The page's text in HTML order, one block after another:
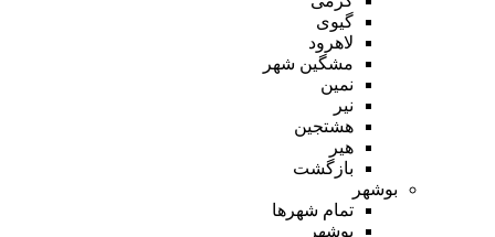
گیوی
لاهرود
مشگین شهر
نمین
نیر
هشتجین
هیر
بازگشت
بوشهر
تمام شهر‌ها
بوشهر